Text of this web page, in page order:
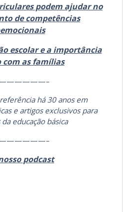
podem ajudar no
de competências
escolar e a importância
com as famílias
há 30 anos em
e artigos exclusivos para
educação básica
podcast